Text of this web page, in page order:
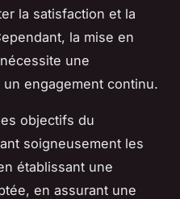
la satisfaction et la
la mise en
une
engagement continu.
objectifs du
soigneusement les
établissant une
en assurant une